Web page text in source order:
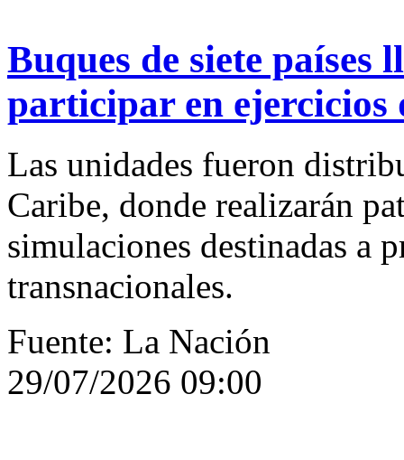
Buques de siete países
participar en ejercicios
Las unidades fueron
Caribe, donde realizarán
simulaciones destinadas a
transnacionales.
Fuente: La Nación
29/07/2026 09:00